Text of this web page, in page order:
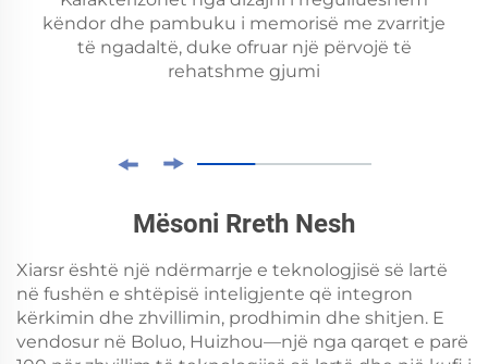
këndor dhe pambuku i memorisë me zvarritje
të ngadaltë, duke ofruar një përvojë të
rehatshme gjumi
Mësoni Rreth Nesh
Xiarsr është një ndërmarrje e teknologjisë së lartë
në fushën e shtëpisë inteligjente që integron
kërkimin dhe zhvillimin, prodhimin dhe shitjen. E
vendosur në Boluo, Huizhou—një nga qarqet e parë